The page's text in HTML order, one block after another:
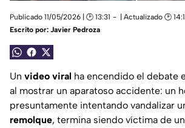
Publicado 11/05/2026 | 🕑 13:31 | Actualizado 🕑
Escrito por: Javier Pedroza
Un video viral ha encendido el debate
al mostrar un aparatoso accidente: un
presuntamente intentando vandalizar
remolque, termina siendo víctima de